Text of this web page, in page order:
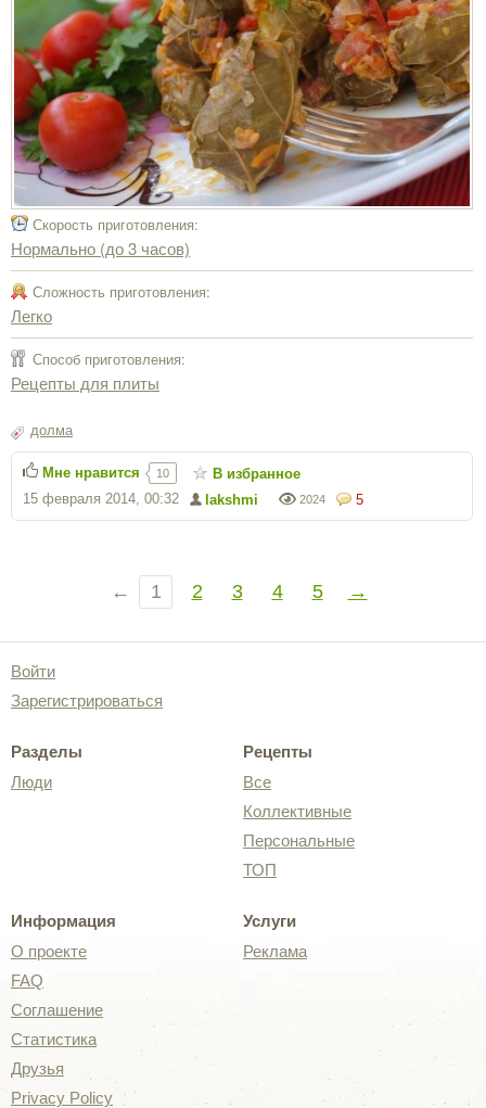
Скорость приготовления:
Нормально (до 3 часов)
Сложность приготовления:
Легко
Способ приготовления:
Рецепты для плиты
долма
5
2024
lakshmi
15 февраля 2014, 00:32
Мне нравится 10 В избранное
← 1 2 3 4 5 →
Войти
Зарегистрироваться
Разделы
Люди
Рецепты
Все
Коллективные
Персональные
ТОП
Информация
О проекте
FAQ
Соглашение
Статистика
Друзья
Privacy Policy
Услуги
Реклама